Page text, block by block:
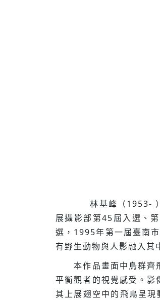
林基峰（1953- ）
展攝影部第45屆入選、
選，1995年第一屆臺南
有野生動物與人影融入其
本作品畫面中鳥群齊飛
平衡觀者的視覺感受。
其上展翅空中的飛鳥呈